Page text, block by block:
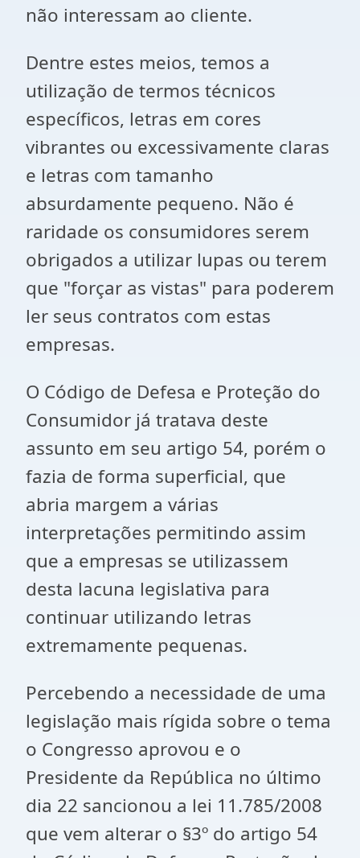
não interessam ao cliente.
Dentre estes meios, temos a
utilização de termos técnicos
específicos, letras em cores
vibrantes ou excessivamente claras
e letras com tamanho
absurdamente pequeno. Não é
raridade os consumidores serem
obrigados a utilizar lupas ou terem
que "forçar as vistas" para poderem
ler seus contratos com estas
empresas.
O Código de Defesa e Proteção do
Consumidor já tratava deste
assunto em seu artigo 54, porém o
fazia de forma superficial, que
abria margem a várias
interpretações permitindo assim
que a empresas se utilizassem
desta lacuna legislativa para
continuar utilizando letras
extremamente pequenas.
Percebendo a necessidade de uma
legislação mais rígida sobre o tema
o Congresso aprovou e o
Presidente da República no último
dia 22 sancionou a lei 11.785/2008
que vem alterar o §3º do artigo 54